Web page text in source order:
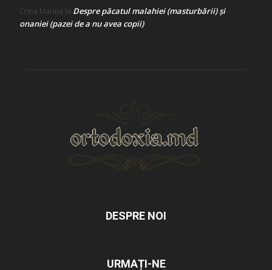
Crina Marina la Despre păcatul malahiei (masturbării) şi
onaniei (pazei de a nu avea copii)
DESPRE NOI
URMAȚI-NE